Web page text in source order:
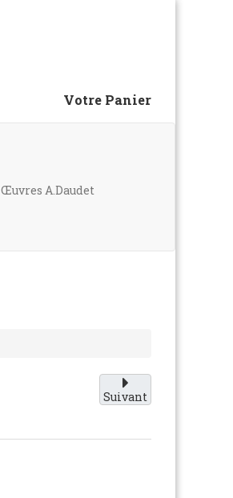
Votre Panier
Œuvres A.Daudet
Suivant